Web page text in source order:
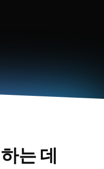
는 데